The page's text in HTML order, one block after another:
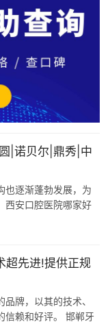
|诺贝尔|鼎秀|中
也逐渐蓬勃发展，为
西安口腔医院哪家好
超先进!提供正规
牌，以其的技术、
信赖和好评。 邯郸牙